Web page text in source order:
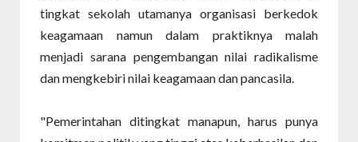
tingkat sekolah utamanya organisasi berkedok
keagamaan namun dalam praktiknya malah
menjadi sarana pengembangan nilai radikalisme
dan mengkebiri nilai keagamaan dan pancasila.
"Pemerintahan ditingkat manapun, harus punya